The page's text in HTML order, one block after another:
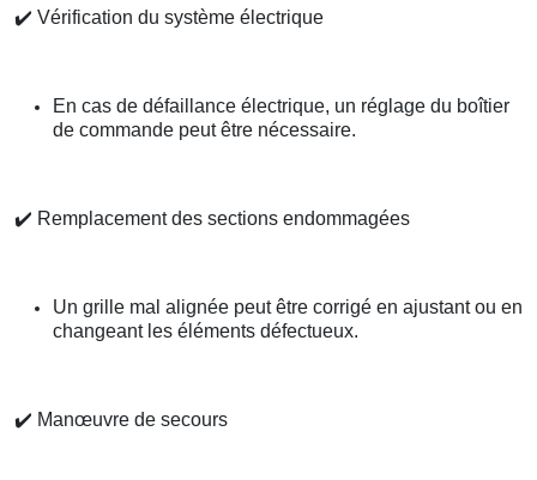
✔️ Vérification du système électrique
En cas de défaillance électrique, un réglage du boîtier
de commande peut être nécessaire.
✔️ Remplacement des sections endommagées
Un grille mal alignée peut être corrigé en ajustant ou en
changeant les éléments défectueux.
✔️ Manœuvre de secours